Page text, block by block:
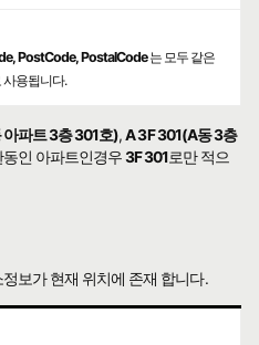
PostCode, PostalCode는 모두 같은
사용됩니다.
파트 3층 301호),A 3F 301(A동 3층
동인 아파트인경우3F 301로만 적으
보가 현재 위치에 존재 합니다.